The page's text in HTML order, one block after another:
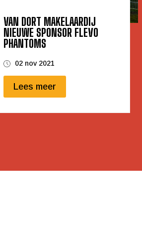
VAN DORT MAKELAARDIJ
NIEUWE SPONSOR FLEVO
PHANTOMS
02 nov 2021
Lees meer